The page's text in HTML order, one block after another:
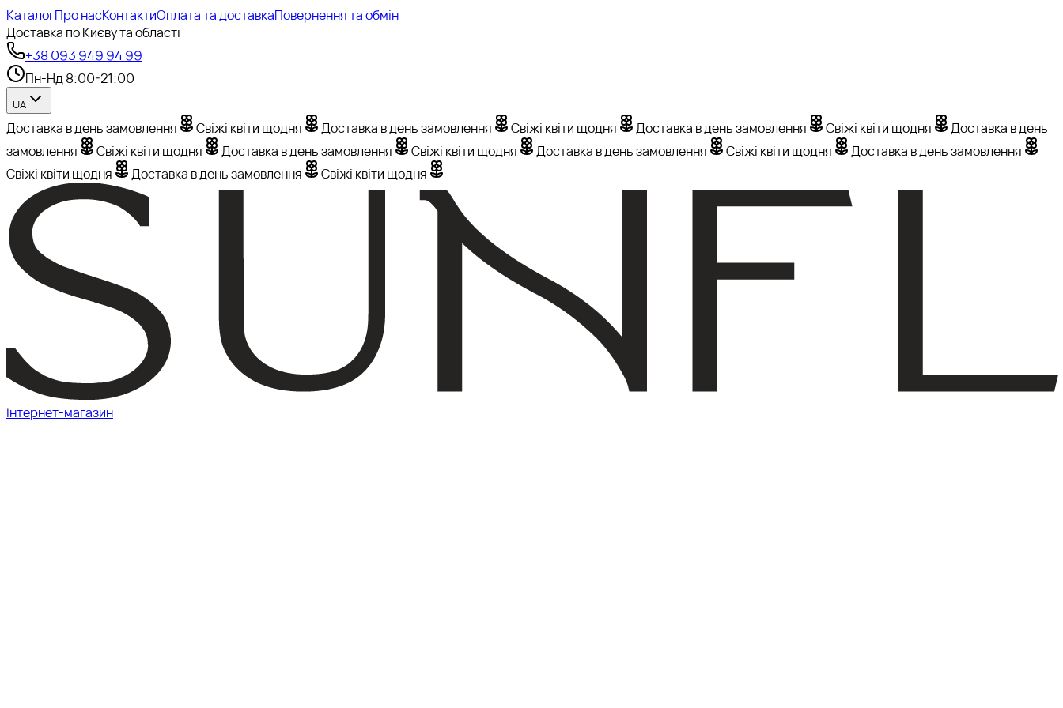
КаталогПро насКонтактиОплата та доставкаПовернення та обмін
Доставка по Києву та області
+38 093 949 94 99
Пн-Нд 8:00-21:00
UA
Доставка в день замовлення Свіжі квіти щодня Доставка в день замовлення Свіжі квіти щодня Доставка в день замовлення Свіжі квіти щодня
Доставка в день
замовлення
Свіжі квіти щодня Доставка в день замовлення Свіжі квіти щодня Доставка в день замовлення Свіжі квіти щодня
Доставка в день замовлення
Свіжі квіти щодня
Доставка в день замовлення Свіжі квіти щодня
Інтернет-магазин